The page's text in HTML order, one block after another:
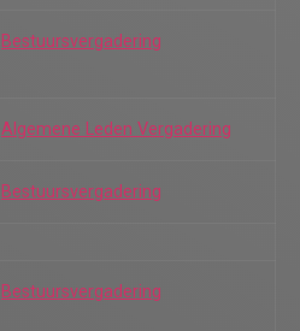
Bestuursvergadering
Algemene Leden Vergadering
Bestuursvergadering
Bestuursvergadering